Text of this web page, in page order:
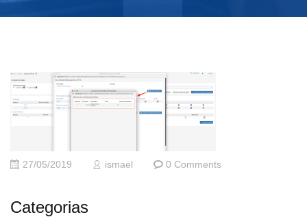
27/05/2019 ismael 0 Comments
Categorias